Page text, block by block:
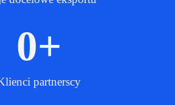
partnerscy
0+